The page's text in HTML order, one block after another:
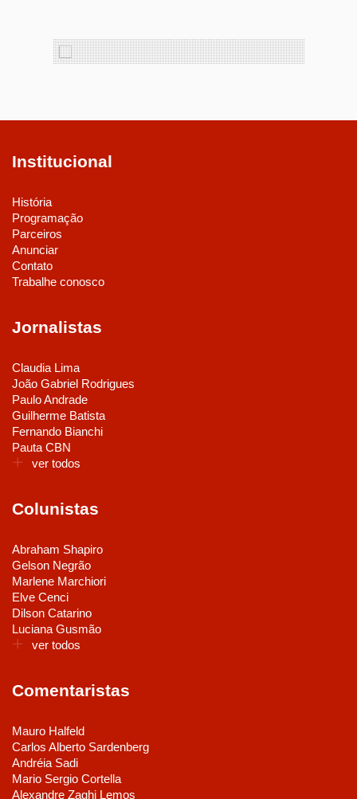
Institucional
História
Programação
Parceiros
Anunciar
Contato
Trabalhe conosco
Jornalistas
Claudia Lima
João Gabriel Rodrigues
Paulo Andrade
Guilherme Batista
Fernando Bianchi
Pauta CBN
ver todos
Colunistas
Abraham Shapiro
Gelson Negrão
Marlene Marchiori
Elve Cenci
Dilson Catarino
Luciana Gusmão
ver todos
Comentaristas
Mauro Halfeld
Carlos Alberto Sardenberg
Andréia Sadi
Mario Sergio Cortella
Alexandre Zaghi Lemos